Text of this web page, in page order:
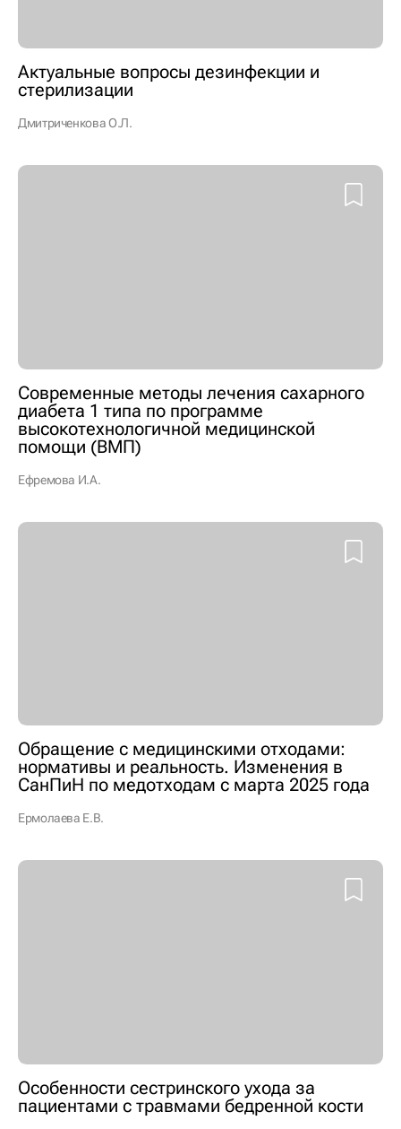
Актуальные вопросы дезинфекции и
стерилизации
Дмитриченкова О.Л.
Современные методы лечения сахарного
диабета 1 типа по программе
высокотехнологичной медицинской
помощи (ВМП)
Ефремова И.А.
Обращение с медицинскими отходами:
нормативы и реальность. Изменения в
СанПиН по медотходам с марта 2025 года
Ермолаева Е.В.
Особенности сестринского ухода за
пациентами с травмами бедренной кости